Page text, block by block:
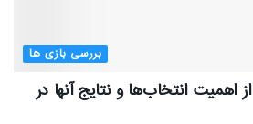
بررسی بازی ها
توسعه دهنده Avowed از اهمیت انتخاب‌ها و نتایج آنها در